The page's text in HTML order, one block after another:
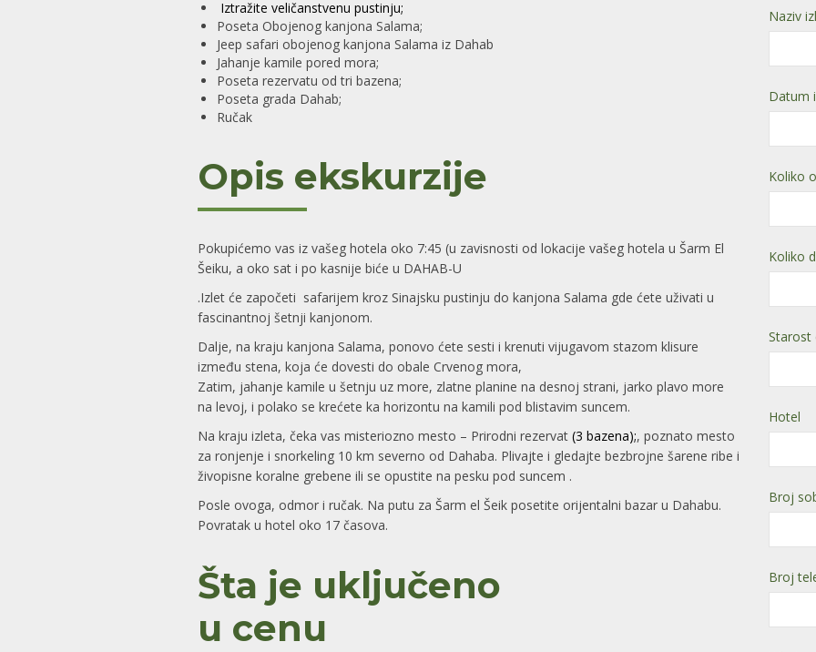
Iztražite veličanstvenu pustinju;
Poseta Obojenog kanjona Salama;
Jeep safari obojenog kanjona Salama iz Dahab
Jahanje kamile pored mora;
Poseta rezervatu od tri bazena;
Poseta grada Dahab;
Ručak
Opis ekskurzije
Pokupićemo vas iz vašeg hotela oko 7:45 (u zavisnosti od lokacije vašeg hotela u Šarm El
Šeiku, a oko sat i po kasnije biće u DAHAB-U
.Izlet će započeti safarijem kroz Sinajsku pustinju do kanjona Salama gde ćete uživati u
fascinantnoj šetnji kanjonom.
Dalje, na kraju kanjona Salama, ponovo ćete sesti i krenuti vijugavom stazom klisure
između stena, koja će dovesti do obale Crvenog mora,
Zatim, jahanje kamile u šetnju uz more, zlatne planine na desnoj strani, jarko plavo more
na levoj, i polako se krećete ka horizontu na kamili pod blistavim suncem.
Na kraju izleta, čeka vas misteriozno mesto – Prirodni rezervat (3 bazena);, poznato mesto
za ronjenje i snorkeling 10 km severno od Dahaba. Plivajte i gledajte bezbrojne šarene ribe i
živopisne koralne grebene ili se opustite na pesku pod suncem .
Posle ovoga, odmor i ručak. Na putu za Šarm el Šeik posetite orijentalni bazar u Dahabu.
Povratak u hotel oko 17 časova.
Šta je uključeno
u cenu
Naziv
Datum
Koliko
Koliko
Starost
Hotel
Broj
Broj